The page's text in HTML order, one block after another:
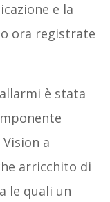
e la
ora registrate
è stata
a
arricchito di
le quali un